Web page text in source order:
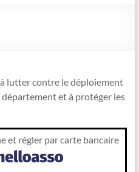
lutter contre le déploiement
département et à protéger les
et régler par carte bancaire